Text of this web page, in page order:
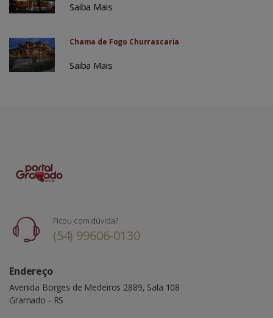
Saiba Mais
Chama de Fogo Churrascaria
Saiba Mais
Ficou com dúvida?
(54) 99606-0130
Endereço
Avenida Borges de Medeiros 2889, Sala 108
Gramado - RS